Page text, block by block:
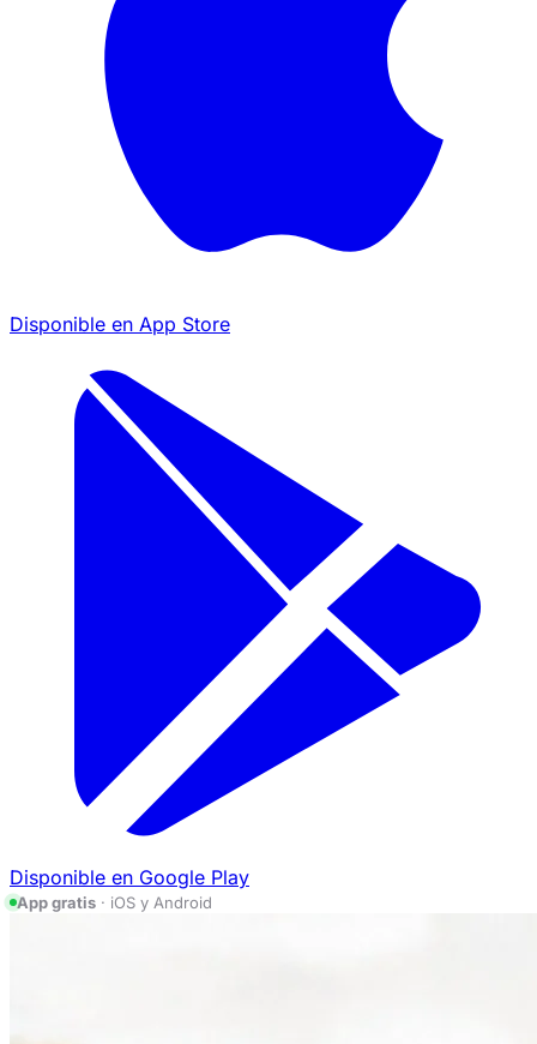
Disponible en App Store
Disponible en Google Play
App gratis · iOS y Android